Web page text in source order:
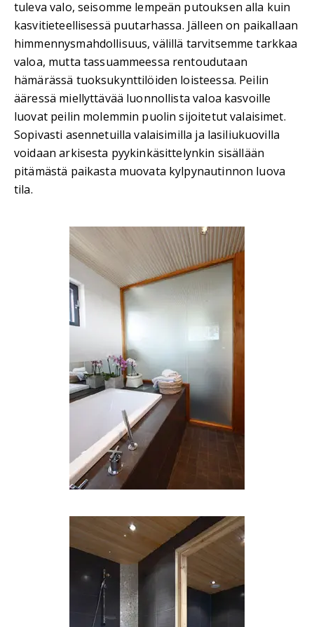
tuleva valo, seisomme lempeän putouksen alla kuin
kasvitieteellisessä puutarhassa. Jälleen on paikallaan
himmennysmahdollisuus, välillä tarvitsemme tarkkaa
valoa, mutta tassuammeessa rentoudutaan
hämärässä tuoksukynttilöiden loisteessa. Peilin
ääressä miellyttävää luonnollista valoa kasvoille
luovat peilin molemmin puolin sijoitetut valaisimet.
Sopivasti asennetuilla valaisimilla ja lasiliukuovilla
voidaan arkisesta pyykinkäsittelynkin sisällään
pitämästä paikasta muovata kylpynautinnon luova
tila.